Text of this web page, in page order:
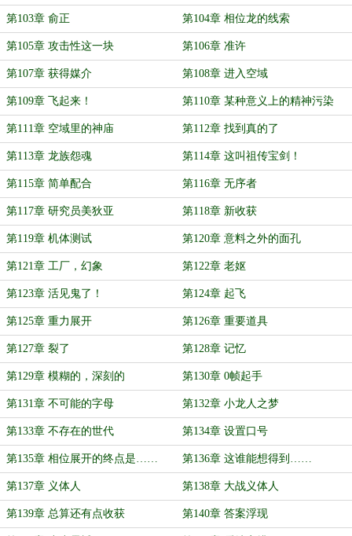
第103章 俞正 第104章 相位龙的线索
第105章 攻击性这一块 第106章 准许
第107章 获得媒介 第108章 进入空域
第109章 飞起来！ 第110章 某种意义上的精神污染
第111章 空域里的神庙 第112章 找到真的了
第113章 龙族怨魂 第114章 这叫祖传宝剑！
第115章 简单配合 第116章 无序者
第117章 研究员美狄亚 第118章 新收获
第119章 机体测试 第120章 意料之外的面孔
第121章 工厂，幻象 第122章 老妪
第123章 活见鬼了！ 第124章 起飞
第125章 重力展开 第126章 重要道具
第127章 裂了 第128章 记忆
第129章 模糊的，深刻的 第130章 0帧起手
第131章 不可能的字母 第132章 小龙人之梦
第133章 不存在的世代 第134章 设置口号
第135章 相位展开的终点是…… 第136章 这谁能想得到……
第137章 义体人 第138章 大战义体人
第139章 总算还有点收获 第140章 答案浮现